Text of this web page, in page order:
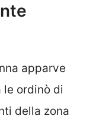
apparve
le ordinò di
della zona